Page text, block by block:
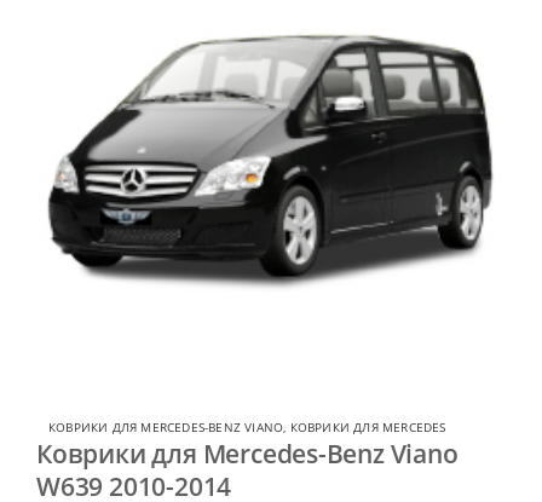
КОВРИКИ ДЛЯ MERCEDES-BENZ VIANO, КОВРИКИ ДЛЯ MERCEDES
Коврики для Mercedes-Benz Viano
W639 2010-2014